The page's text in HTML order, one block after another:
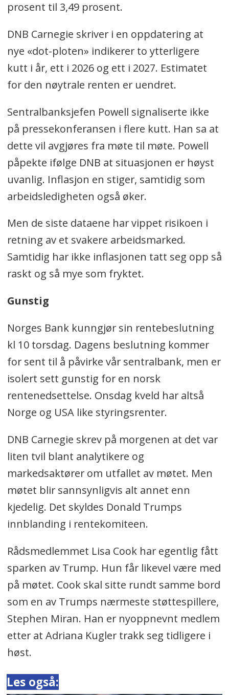
prosent til 3,49 prosent.
DNB Carnegie skriver i en oppdatering at
nye «dot-ploten» indikerer to ytterligere
kutt i år, ett i 2026 og ett i 2027. Estimatet
for den nøytrale renten er uendret.
Sentralbanksjefen Powell signaliserte ikke
på pressekonferansen i flere kutt. Han sa at
dette vil avgjøres fra møte til møte. Powell
påpekte ifølge DNB at situasjonen er høyst
uvanlig. Inflasjon en stiger, samtidig som
arbeidsledigheten også øker.
Men de siste dataene har vippet risikoen i
retning av et svakere arbeidsmarked.
Samtidig har ikke inflasjonen tatt seg opp så
raskt og så mye som fryktet.
Gunstig
Norges Bank kunngjør sin rentebeslutning
kl 10 torsdag. Dagens beslutning kommer
for sent til å påvirke vår sentralbank, men er
isolert sett gunstig for en norsk
rentenedsettelse. Onsdag kveld har altså
Norge og USA like styringsrenter.
DNB Carnegie skrev på morgenen at det var
liten tvil blant analytikere og
markedsaktører om utfallet av møtet. Men
møtet blir sannsynligvis alt annet enn
kjedelig. Det skyldes Donald Trumps
innblanding i rentekomiteen.
Rådsmedlemmet Lisa Cook har egentlig fått
sparken av Trump. Hun får likevel være med
på møtet. Cook skal sitte rundt samme bord
som en av Trumps nærmeste støttespillere,
Stephen Miran. Han er nyoppnevnt medlem
etter at Adriana Kugler trakk seg tidligere i
høst.
Les også: